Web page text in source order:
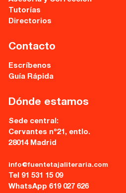
Tel 91 531 15 09
WhatsApp 619 027 626
Horario de atención:
De lunes a viernes
de 10 a 15 y 17 a 20 horas
Tutorías
Directorios
Contacto
Escríbenos
Guía Rápida
Dónde estamos
Sede central:
Cervantes nº21, entlo.
28014 Madrid
info@fuentetajaliteraria.com
Tel 91 531 15 09
WhatsApp 619 027 626